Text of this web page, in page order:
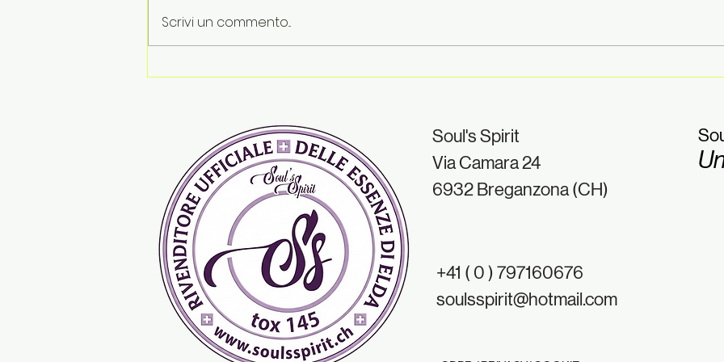
chi
-
Scrivi un commento...
Soul's Spirit
Via Camara 24
6932 Breganzona (CH)
+41 ( 0 ) 797160676
soulsspirit@hotmail.com